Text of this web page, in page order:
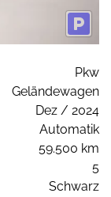
Pkw
Geländewagen
Dez / 2024
Automatik
59.500 km
5
Schwarz